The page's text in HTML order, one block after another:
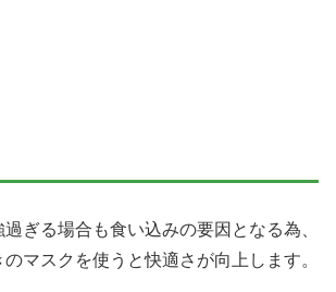
過ぎる場合も食い込みの要因となる為、
マスクを使うと快適さが向上します。